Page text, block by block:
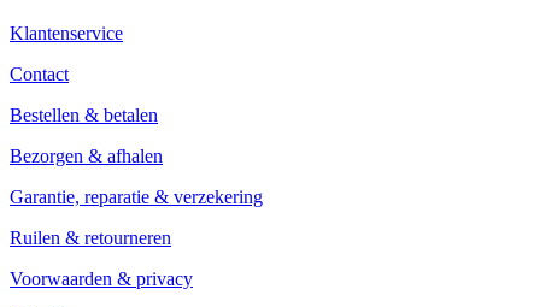
Klantenservice
Contact
Bestellen & betalen
Bezorgen & afhalen
Garantie, reparatie & verzekering
Ruilen & retourneren
Voorwaarden & privacy